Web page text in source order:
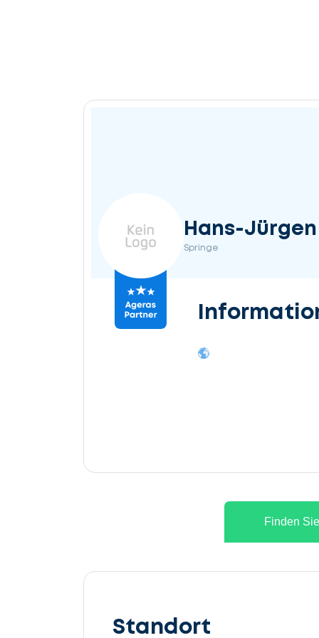
Hans-
Springe
Finden
Standort
Lassen